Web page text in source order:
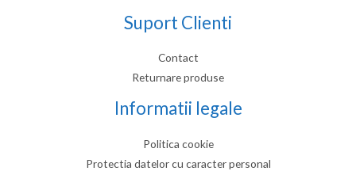
Suport Clienti
Contact
Returnare produse
Informatii legale
Politica cookie
Protectia datelor cu caracter personal